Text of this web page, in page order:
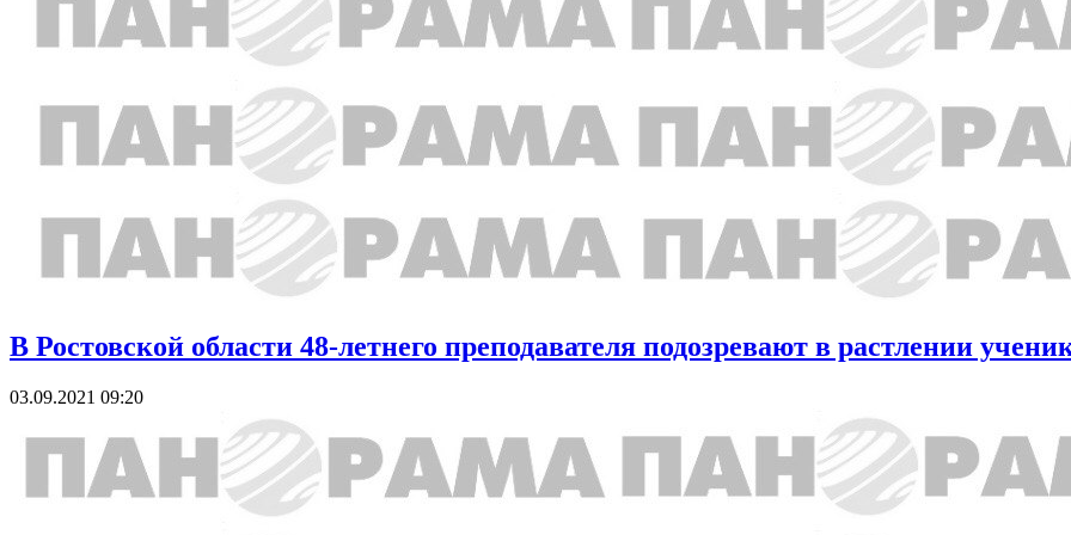
В Ростовской области 48-летнего преподавателя подозревают в растлении
03.09.2021 09:20